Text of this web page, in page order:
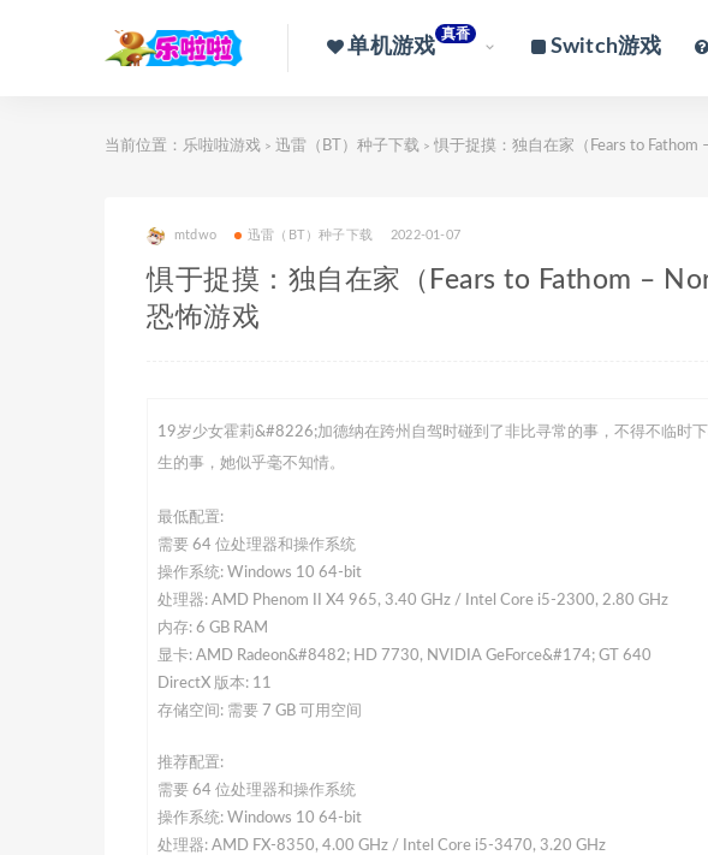
单机游戏
真香
Switch游戏
当前位置： 乐啦啦游戏 > 迅雷（BT）种子下载 > 惧于捉摸：独自在家（Fears to
mtdwo 迅雷（BT）种子下载 2022-01-07
惧于捉摸：独自在家（Fears to Fathom –
恐怖游戏
19岁少女霍莉&#8226;加德纳在跨州自驾时碰到了非比寻常的事，不得不临时
生的事，她似乎毫不知情。
最低配置:
需要 64 位处理器和操作系统
操作系统: Windows 10 64-bit
处理器: AMD Phenom II X4 965, 3.40 GHz / Intel Core i5-2300, 2.80 GHz
内存: 6 GB RAM
显卡: AMD Radeon&#8482; HD 7730, NVIDIA GeForce&#174; GT 640
DirectX 版本: 11
存储空间: 需要 7 GB 可用空间
推荐配置:
需要 64 位处理器和操作系统
操作系统: Windows 10 64-bit
处理器: AMD FX-8350, 4.00 GHz / Intel Core i5-3470, 3.20 GHz